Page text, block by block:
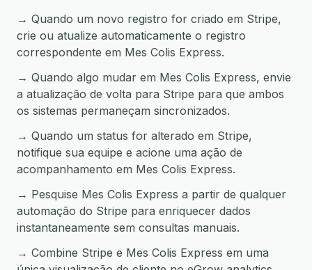
→ Quando um novo registro for criado em Stripe,
crie ou atualize automaticamente o registro
correspondente em Mes Colis Express.
→ Quando algo mudar em Mes Colis Express, envie
a atualização de volta para Stripe para que ambos
os sistemas permaneçam sincronizados.
→ Quando um status for alterado em Stripe,
notifique sua equipe e acione uma ação de
acompanhamento em Mes Colis Express.
→ Pesquise Mes Colis Express a partir de qualquer
automação do Stripe para enriquecer dados
instantaneamente sem consultas manuais.
→ Combine Stripe e Mes Colis Express em uma